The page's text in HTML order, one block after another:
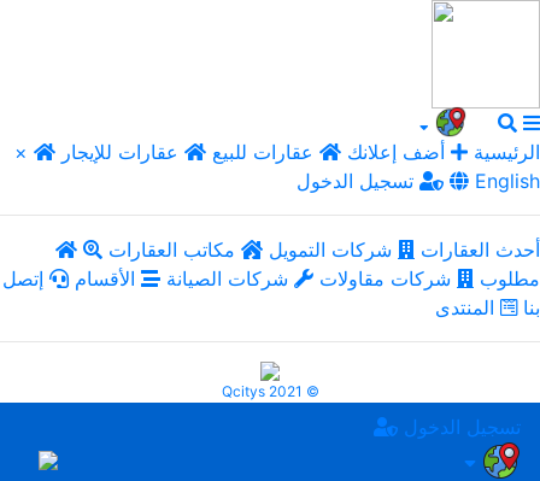
× الرئيسية أضف إعلانك عقارات للبيع
عقارات للإيجار
تسجيل الدخول
English
أحدث العقارات شركات التمويل
مكاتب العقارات
مطلوب
شركات مقاولات شركات الصيانة الأقسام
إتصل
بنا
المنتدى
Qcitys 2021 ©
تسجيل الدخول